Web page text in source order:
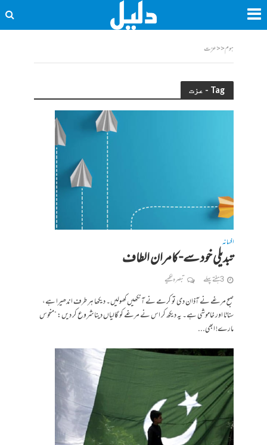
ہوم<<عزت
Tag - عزت
افسانہ
تبدیلی خود سے- کامران الطاف
3 ہفتے پہلے تبصرہ لکھیے
صبح مرغے نے آذان دی تو کرمے نے آنکھیں کھولیں۔ دیکھا ہر طرف اندھیرا ہے،
سناٹا اور خاموشی ہے۔ یہ دیکھ کر اس نے مرغے کو گالیاں دینا شروع کر دیں: “منحوس
مارے! ابھی...